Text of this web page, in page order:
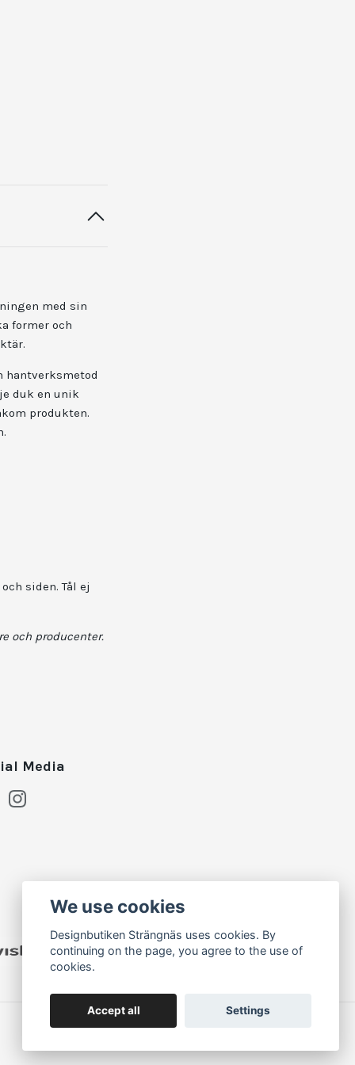
med sin
former och
hantverksmetod
duk en unik
produkten.
siden. Tål ej
och producenter.
Media
We use cookies
Designbutiken Strängnäs uses cookies. By
continuing on the page, you agree to the use of
cookies.
Accept all Settings